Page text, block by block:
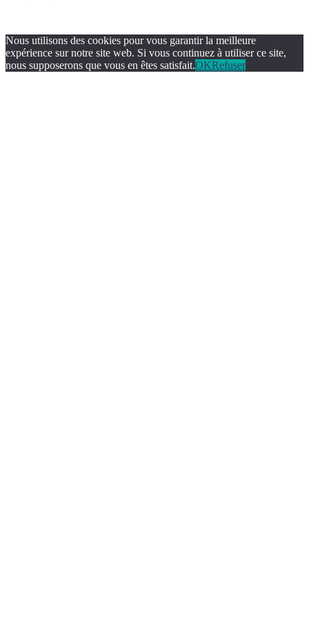
Nous utilisons des cookies pour vous garantir la meilleure
expérience sur notre site web. Si vous continuez à utiliser ce site,
nous supposerons que vous en êtes satisfait.OKRefuser